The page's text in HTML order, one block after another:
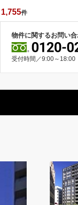
1,755件
物件に関するお問い
受付時間／9:00～18:00